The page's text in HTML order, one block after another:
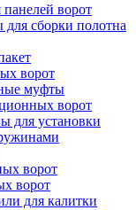
ворот
сборки полотна
ворот
муфты
ворот
для установки
ворот
ворот
для калитки